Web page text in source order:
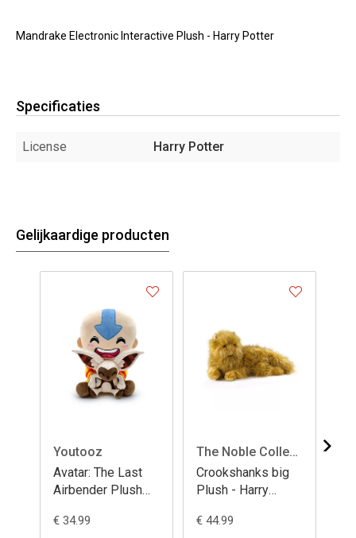
Mandrake Electronic Interactive Plush - Harry Potter
Specificaties
License Harry Potter
Gelijkaardige producten
Youtooz
Avatar: The Last
Airbender Plush
Momo 30 cm
€ 34.99
The Noble Collection
Crookshanks big
Plush - Harry
€ 44.99